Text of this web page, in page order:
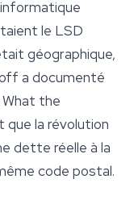
le LSD
géographique,
a documenté
What the
la révolution
dette réelle à la
code postal.